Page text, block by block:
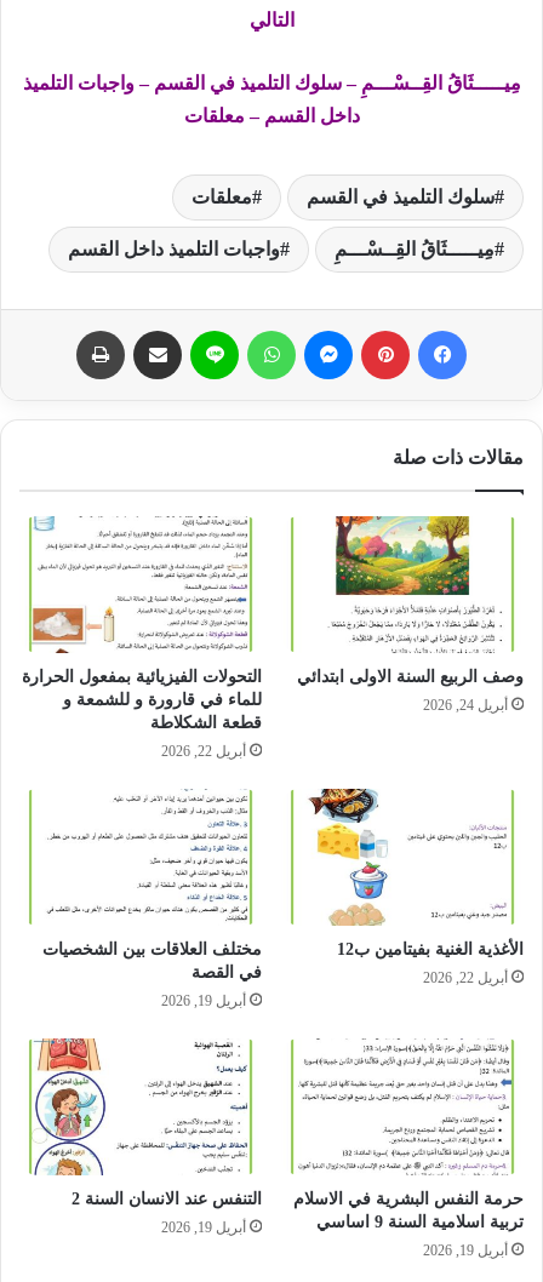
التالي
مِيـــــثَاقُ القِــسْـــمِ – سلوك التلميذ في القسم – واجبات التلميذ
داخل القسم – معلقات
سلوك التلميذ في القسم معلقات
مِيـــــثَاقُ القِــسْـــمِ واجبات التلميذ داخل القسم
مقالات ذات صلة
وصف الربيع السنة الاولى ابتدائي
أبريل 24, 2026
التحولات الفيزيائية بمفعول الحرارة
للماء في قارورة و للشمعة و
قطعة الشكلاطة
أبريل 22, 2026
الأغذية الغنية بفيتامين ب12
أبريل 22, 2026
مختلف العلاقات بين الشخصيات
في القصة
أبريل 19, 2026
حرمة النفس البشرية في الاسلام
تربية اسلامية السنة 9 اساسي
أبريل 19, 2026
التنفس عند الانسان السنة 2
أبريل 19, 2026